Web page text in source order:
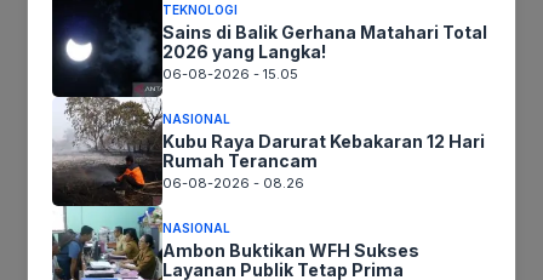
Nama
Surel
Situs
web
Simpan nama, email, dan situs web saya pada peramban ini
untuk komentar saya berikutnya.
TEKNOLOGI
Sains di Balik Gerhana Matahari Total
2026 yang Langka!
06-08-2026 - 15.05
NASIONAL
Kubu Raya Darurat Kebakaran 12 Hari
Rumah Terancam
06-08-2026 - 08.26
NASIONAL
Ambon Buktikan WFH Sukses
Layanan Publik Tetap Prima